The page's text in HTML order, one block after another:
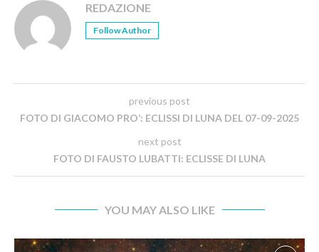
REDAZIONE
Follow Author
previous post
FOTO DI GIACOMO PRO’: ECLISSI DI LUNA DEL 07-09-2025
next post
FOTO DI FAUSTO LUBATTI: ECLISSE DI LUNA
YOU MAY ALSO LIKE